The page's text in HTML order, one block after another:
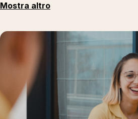
Mostra altro